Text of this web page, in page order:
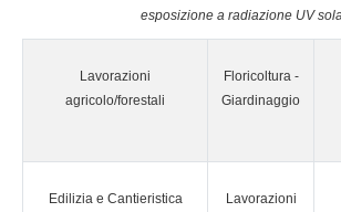
esposizione a radiazione UV
Lavorazioni
agricolo/forestali
Floricoltura -
Giardinaggio
Edilizia e Cantieristica
Lavorazioni